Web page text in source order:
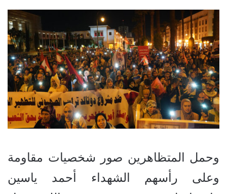
وحمل المتظاهرين صور شخصيات مقاومة
وعلى رأسهم الشهداء أحمد ياسين